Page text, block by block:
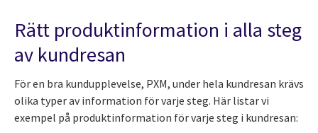
Rätt produktinformation i alla steg
av kundresan
För en bra kundupplevelse, PXM, under hela kundresan krävs
olika typer av information för varje steg. Här listar vi
exempel på produktinformation för varje steg i kundresan: